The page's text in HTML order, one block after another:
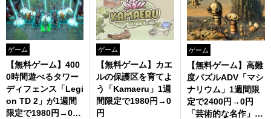
ゲーム
【無料ゲーム】400
0時間遊べるタワー
ディフェンス「Legi
on TD 2」が1週間
限定で1980円→0
ゲーム
【無料ゲーム】カエ
ルの保護区を育てよ
う「Kamaeru」1週
間限定で1980円→0
円
ゲーム
【無料ゲーム】高難
度パズルADV「マシ
ナリウム」1週間限
定で2400円→0円
「芸術的な名作」